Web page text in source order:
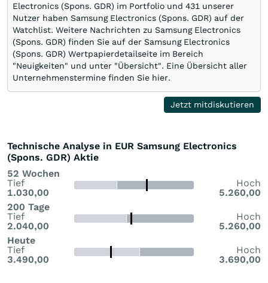
Electronics (Spons. GDR) im Portfolio und 431 unserer
Nutzer haben Samsung Electronics (Spons. GDR) auf der
Watchlist. Weitere Nachrichten zu Samsung Electronics
(Spons. GDR) finden Sie auf der Samsung Electronics
(Spons. GDR) Wertpapierdetailseite im Bereich
"Neuigkeiten" und unter "Übersicht". Eine Übersicht aller
Unternehmenstermine finden Sie hier.
Jetzt mitdiskutieren
Technische Analyse in EUR Samsung Electronics
(Spons. GDR) Aktie
52 Wochen
Tief
1.030,00
Hoch
5.260,00
200 Tage
Tief
2.040,00
Hoch
5.260,00
Heute
Tief
3.490,00
Hoch
3.690,00